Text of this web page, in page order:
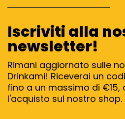
Iscriviti alla
newsletter!
Rimani aggiornato sulle
Drinkami! Riceverai un
fino a un massimo di €15,
l'acquisto sul nostro shop.